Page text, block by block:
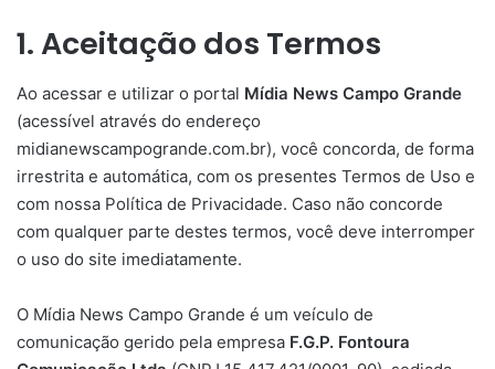
1. Aceitação dos Termos
Ao acessar e utilizar o portal Mídia News Campo Grande
(acessível através do endereço
midianewscampogrande.com.br), você concorda, de forma
irrestrita e automática, com os presentes Termos de Uso e
com nossa Política de Privacidade. Caso não concorde
com qualquer parte destes termos, você deve interromper
o uso do site imediatamente.
O Mídia News Campo Grande é um veículo de
comunicação gerido pela empresa F.G.P. Fontoura